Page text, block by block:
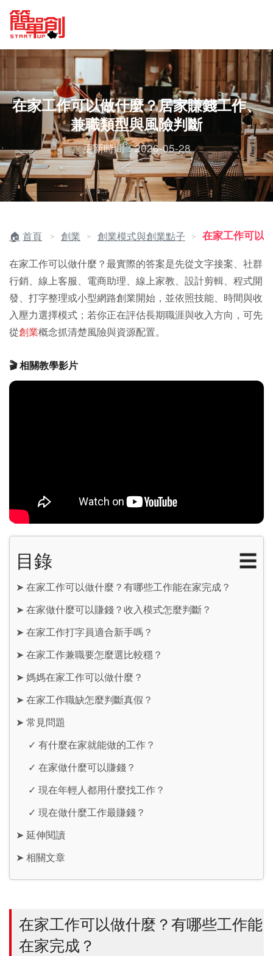
在家工作可以做什麼？居家賺錢工作、
兼職類型與風險判斷
更新時間：2026-05-28
首頁 ＞ 創業 ＞ 創業模式與創業點子 ＞ 在家工作可以
在家工作可以做什麼？最實際的答案是先從文字接案、社群
行銷、線上客服、電商助理、線上家教、設計剪輯、程式開
發、打字整理或小型網路創業開始，並依照技能、時間與收
入壓力選擇模式；若你正在評估長期職涯與收入方向，可先
從創業概念抓清楚風險與資源配置。
🎬 相關教學影片
目錄 ☰
➤ 在家工作可以做什麼？有哪些工作能在家完成？
➤ 在家做什麼可以賺錢？收入模式怎麼判斷？
➤ 在家工作打字員適合新手嗎？
➤ 在家工作兼職要怎麼選比較穩？
➤ 媽媽在家工作可以做什麼？
➤ 在家工作職缺怎麼判斷真假？
➤ 常見問題
✓ 有什麼在家就能做的工作？
✓ 在家做什麼可以賺錢？
✓ 現在年輕人都用什麼找工作？
✓ 現在做什麼工作最賺錢？
➤ 延伸閱讀
➤ 相關文章
在家工作可以做什麼？有哪些工作能
在家完成？